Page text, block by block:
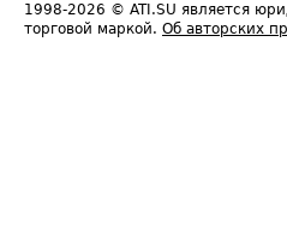
1998-2026 © ATI.SU является
торговой маркой. Об авторских